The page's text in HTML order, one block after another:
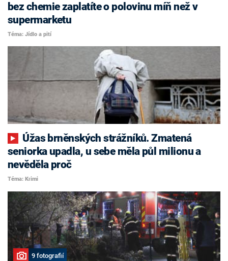
bez chemie zaplatíte o polovinu míň než v
supermarketu
Téma: Jídlo a pití
seniorka upadla, u sebe měla půl milionu a
nevěděla proč
Téma: Krimi
9 fotografií